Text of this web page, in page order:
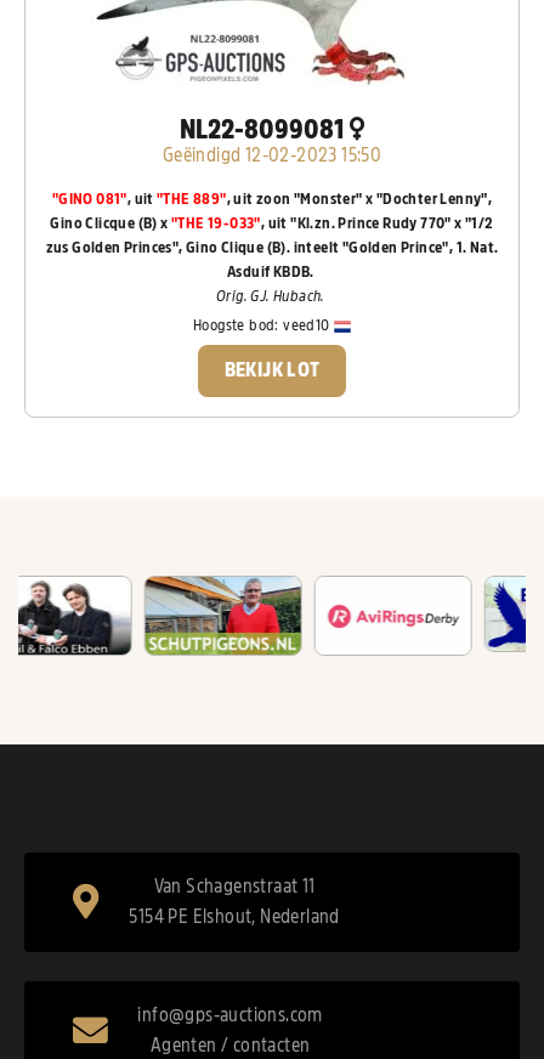
NL22-8099081
Geëindigd 12-02-2023 15:50
"GINO 081", uit"THE 889", uit zoon "Monster" x "Dochter Lenny",
Gino Clicque (B) x "THE 19-033", uit "Kl.zn. Prince Rudy 770" x "1/2
zus Golden Princes", Gino Clique (B). inteelt "Golden Prince", 1. Nat.
Asduif KBDB.
Orig. GJ. Hubach.
Hoogste bod:veed10
BEKIJK LOT
Van Schagenstraat 11
5154 PE Elshout, Nederland
info@gps-auctions.com
Agenten / contacten